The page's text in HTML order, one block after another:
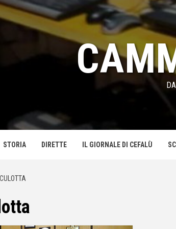
STORIA DIRETTE IL GIORNALE DI CEFALÙ